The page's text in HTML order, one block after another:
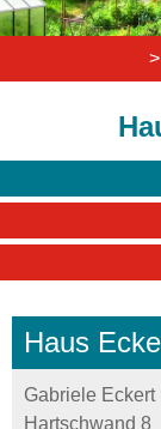
Haus
Gabriele Eckert
Hartschwand 8